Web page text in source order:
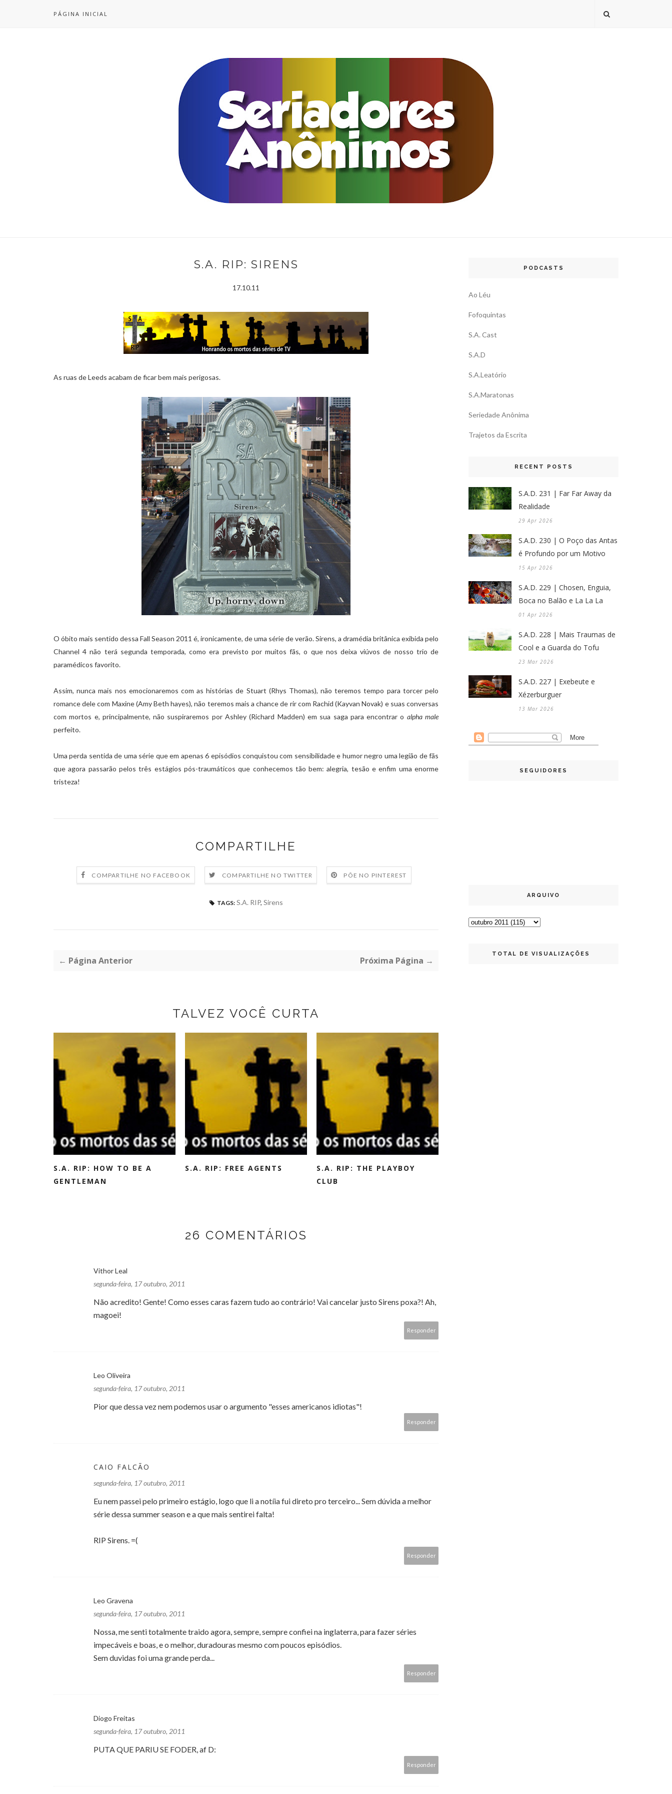
PÁGINA INICIAL
S.A. RIP: SIRENS
17.10.11
As ruas de Leeds acabam de ficar bem mais perigosas.
O óbito mais sentido dessa Fall Season 2011 é, ironicamente, de uma série de verão. Sirens, a dramédia britânica exibida pelo
Channel 4 não terá segunda temporada, como era previsto por muitos fãs, o que nos deixa viúvos de nosso trio de
paramédicos favorito.
Assim, nunca mais nos emocionaremos com as histórias de Stuart (Rhys Thomas), não teremos tempo para torcer pelo
romance dele com Maxine (Amy Beth hayes), não teremos mais a chance de rir com Rachid (Kayvan Novak) e suas conversas
com mortos e, principalmente, não suspiraremos por Ashley (Richard Madden) em sua saga para encontrar o alpha male
perfeito.
Uma perda sentida de uma série que em apenas 6 episódios conquistou com sensibilidade e humor negro uma legião de fãs
que agora passarão pelos três estágios pós-traumáticos que conhecemos tão bem: alegria, tesão e enfim uma enorme
tristeza!
COMPARTILHE
COMPARTILHE NO FACEBOOK COMPARTILHE NO TWITTER PÕE NO PINTEREST
TAGS: S.A. RIP, Sirens
← Página Anterior Próxima Página →
TALVEZ VOCÊ CURTA
S.A. RIP: HOW TO BE A
GENTLEMAN
S.A. RIP: FREE AGENTS
S.A. RIP: THE PLAYBOY
CLUB
26 COMENTÁRIOS
Vithor Leal
segunda-feira, 17 outubro, 2011
Não acredito! Gente! Como esses caras fazem tudo ao contrário! Vai cancelar justo Sirens poxa?! Ah,
magoei!
Responder
Leo Oliveira
segunda-feira, 17 outubro, 2011
Pior que dessa vez nem podemos usar o argumento "esses americanos idiotas"!
Responder
CAIO FALCÃO
segunda-feira, 17 outubro, 2011
Eu nem passei pelo primeiro estágio, logo que li a notíia fui direto pro terceiro... Sem dúvida a melhor
série dessa summer season e a que mais sentirei falta!
RIP Sirens. =(
Responder
Leo Gravena
segunda-feira, 17 outubro, 2011
Nossa, me senti totalmente traido agora, sempre, sempre confiei na inglaterra, para fazer séries
impecáveis e boas, e o melhor, duradouras mesmo com poucos episódios.
Sem duvidas foi uma grande perda...
Responder
Diogo Freitas
segunda-feira, 17 outubro, 2011
PUTA QUE PARIU SE FODER, af D:
Responder
PODCASTS
Ao Léu
Fofoquintas
S.A. Cast
S.A.D
S.A.Leatório
S.A.Maratonas
Seriedade Anônima
Trajetos da Escrita
RECENT POSTS
S.A.D. 231 | Far Far Away da
Realidade
29 Apr 2026
S.A.D. 230 | O Poço das Antas
é Profundo por um Motivo
15 Apr 2026
S.A.D. 229 | Chosen, Enguia,
Boca no Balão e La La La
01 Apr 2026
S.A.D. 228 | Mais Traumas de
Cool e a Guarda do Tofu
23 Mar 2026
S.A.D. 227 | Exebeute e
Xézerburguer
13 Mar 2026
SEGUIDORES
ARQUIVO
TOTAL DE VISUALIZAÇÕES